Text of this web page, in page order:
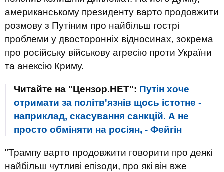
американському президенту варто продовжити
розмову з Путіним про найбільш гострі
проблеми у двосторонніх відносинах, зокрема
про російську військову агресію проти України
та анексію Криму.
Читайте на "Цензор.НЕТ": Путін хоче
отримати за політв'язнів щось істотне -
наприклад, скасування санкцій. А не
просто обміняти на росіян, - Фейгін
"Трампу варто продовжити говорити про деякі
найбільш чутливі епізоди, про які він вже